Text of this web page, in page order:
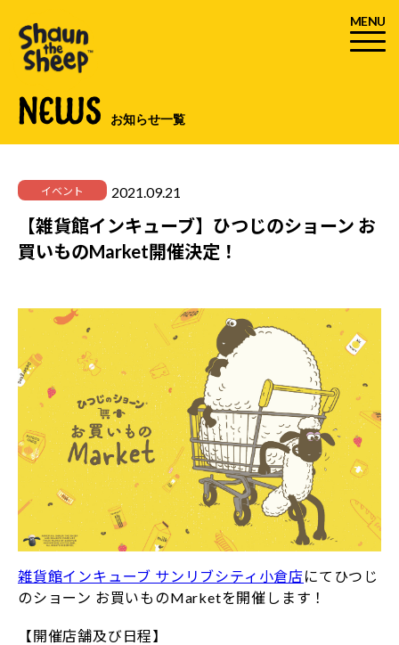
MENU
NEWS お知らせ一覧
イベント 2021.09.21
【雑貨館インキューブ】ひつじのショーン お
買いものMarket開催決定！
雑貨館インキューブ サンリブシティ小倉店にてひつじ
のショーン お買いものMarketを開催します！
【開催店舗及び日程】